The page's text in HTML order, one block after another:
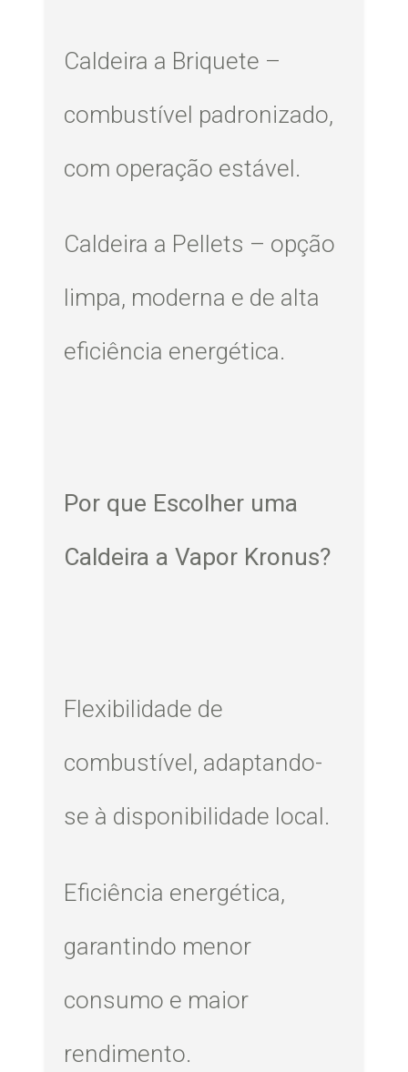
Caldeira a Briquete –
combustível padronizado,
com operação estável.
Caldeira a Pellets – opção
limpa, moderna e de alta
eficiência energética.
Por que Escolher uma
Caldeira a Vapor Kronus?
Flexibilidade de
combustível, adaptando-
se à disponibilidade local.
Eficiência energética,
garantindo menor
consumo e maior
rendimento.